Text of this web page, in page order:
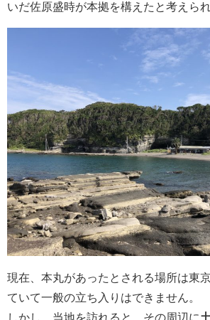
いだ佐原盛時が本拠を構えたと考えら
現在、本丸があったとされる場所は東
ていて一般の立ち入りはできません。
しかし、当地を訪れると、その周辺に